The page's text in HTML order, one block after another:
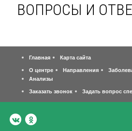
ВОПРОСЫ И
Главная
Карта сайта
О центре
Направления
Анализы
Заказать звонок
Задать вопрос